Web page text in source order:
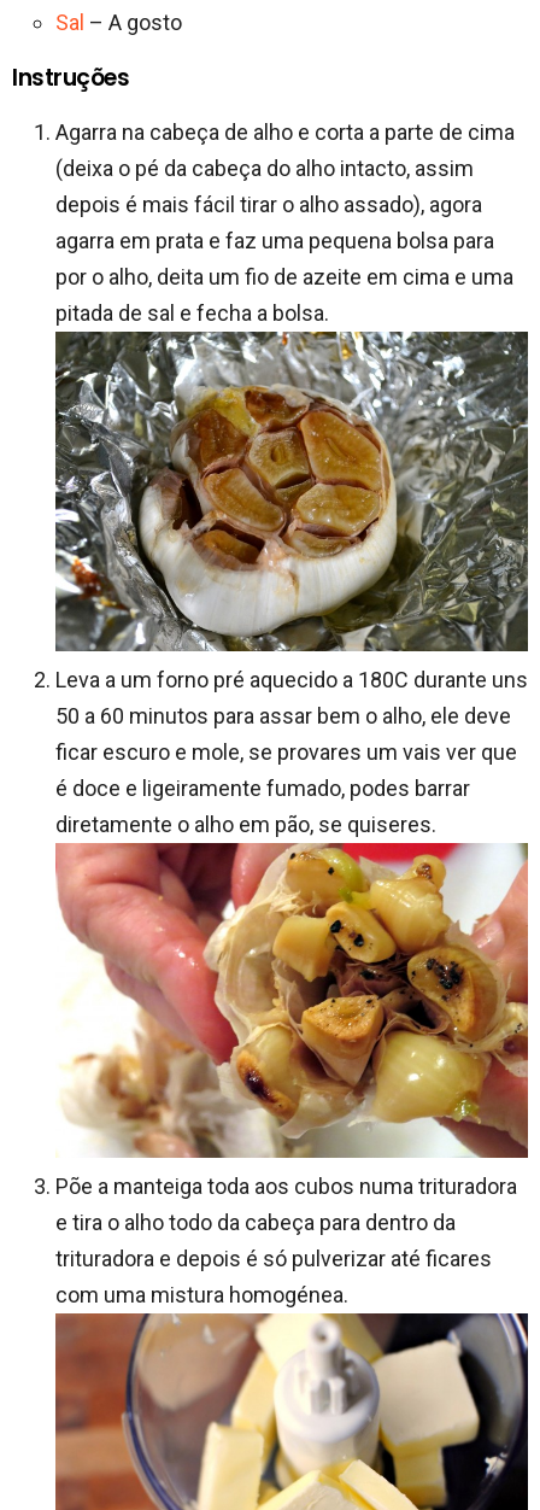
Sal – A gosto
Instruções
Agarra na cabeça de alho e corta a parte de cima
(deixa o pé da cabeça do alho intacto, assim
depois é mais fácil tirar o alho assado), agora
agarra em prata e faz uma pequena bolsa para
por o alho, deita um fio de azeite em cima e uma
pitada de sal e fecha a bolsa.
Leva a um forno pré aquecido a 180C durante uns
50 a 60 minutos para assar bem o alho, ele deve
ficar escuro e mole, se provares um vais ver que
é doce e ligeiramente fumado, podes barrar
diretamente o alho em pão, se quiseres.
Põe a manteiga toda aos cubos numa trituradora
e tira o alho todo da cabeça para dentro da
trituradora e depois é só pulverizar até ficares
com uma mistura homogénea.